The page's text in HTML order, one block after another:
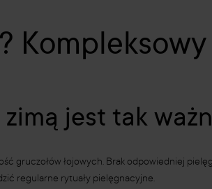
jest tak
gruczołów łojowych. Brak odpowiedniej
regularne rytuały pielęgnacyjne.